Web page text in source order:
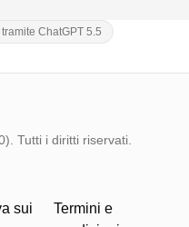
ChatGPT 5.5
Tutti i diritti riservati.
sui
Termini e